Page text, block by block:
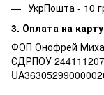
УкрПошта - 10
3. Оплата на
ФОП Онофрей
ЄДРПОУ